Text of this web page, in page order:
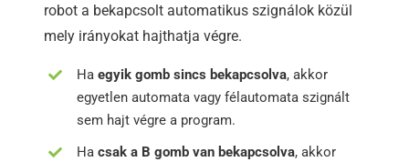
robot a bekapcsolt automatikus szignálok közül
mely irányokat hajthatja végre.
Ha egyik gomb sincs bekapcsolva, akkor
egyetlen automata vagy félautomata szignált
sem hajt végre a program.
Ha csak a B gomb van bekapcsolva, akkor